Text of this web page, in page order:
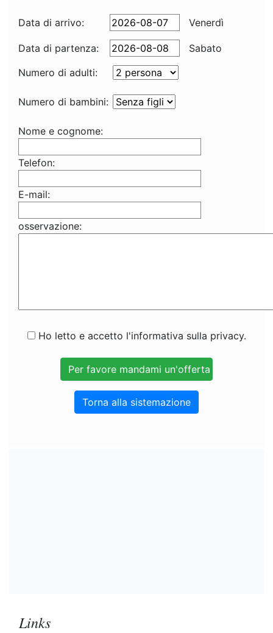
Data di arrivo: Venerdì
Data di partenza:
Sabato
Numero di adulti:
Numero di bambini:
Nome e cognome:
Telefon:
E-mail:
osservazione:
Ho letto e accetto l'informativa sulla privacy.
Torna alla sistemazione
Links